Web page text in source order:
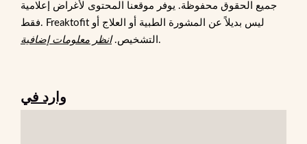
جميع الحقوق محفوظة. يوفر موقعنا المحتوى لأغراض إعلامية
فقط. Freaktofit ليس بديلاً عن المشورة الطبية أو العلاج أو
التشخيص.انظر معلومات إضافية .
وارد في